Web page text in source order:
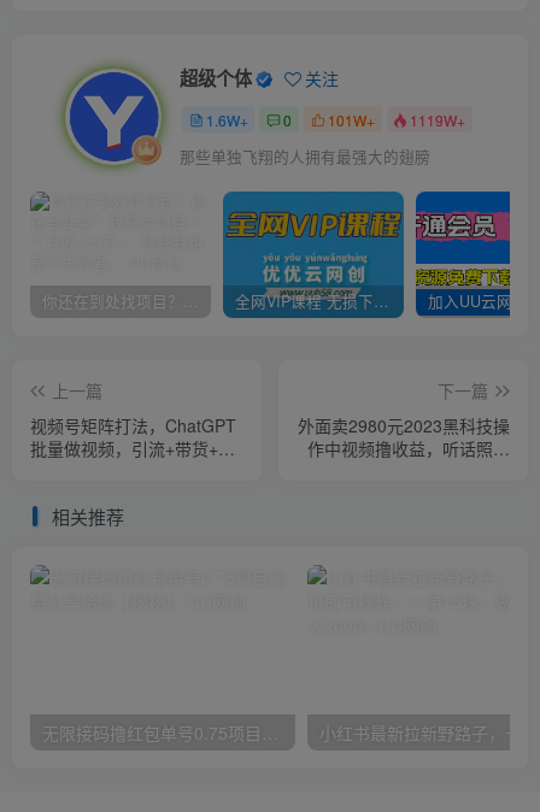
超级个体 关注
1.6W+ 0 101W+ 1119W+
那些单独飞翔的人拥有最强大的翅膀
你还在到处找项目？还在当韭菜？我靠卖项目一个月收入5万+，曾经我也是个失败者。 全网VIP课程 无损下载~
上一篇
视频号矩阵打法，ChatGPT
批量做视频，引流+带货+直
下一篇
外面卖2980元2023黑科技操
作中视频撸收益，听话照做
相关推荐
无限接码撸红包单号0.75项目无偿分享给你【揭秘】